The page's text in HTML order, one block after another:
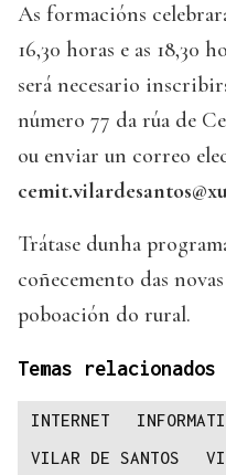
As formacións
16,30 horas e as 18,30
será necesario
número 77 da rúa de
ou enviar un correo
Trátase dunha
coñecemento das
poboación do rural.
Temas relacionados
INTERNET
VILAR DE SANTOS